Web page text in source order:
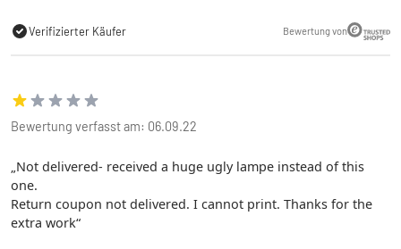
Verifizierter Käufer Bewertung von
Bewertung verfasst am: 06.09.22
Not delivered- received a huge ugly lampe instead of this
one.
Return coupon not delivered. I cannot print. Thanks for the
extra work